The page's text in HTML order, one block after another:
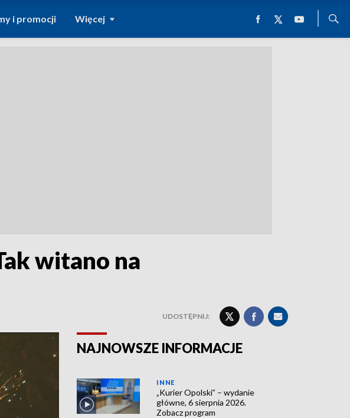
i promocji Więcej
witano na
UDOSTĘPNIJ:
NAJNOWSZE INFORMACJE
INNE
„Kurier Opolski” – wydanie
główne, 6 sierpnia 2026.
Zobacz program